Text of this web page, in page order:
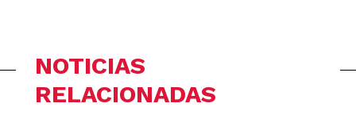
NOTICIAS
RELACIONADAS